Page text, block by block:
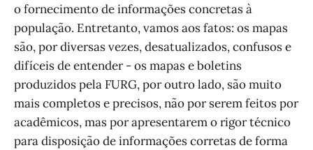
o fornecimento de informações concretas à
população. Entretanto, vamos aos fatos: os mapas
são, por diversas vezes, desatualizados, confusos e
difíceis de entender - os mapas e boletins
produzidos pela FURG, por outro lado, são muito
mais completos e precisos, não por serem feitos por
acadêmicos, mas por apresentarem o rigor técnico
para disposição de informações corretas de forma